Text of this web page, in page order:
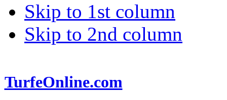
Skip to 1st column
Skip to 2nd column
TurfeOnline.com